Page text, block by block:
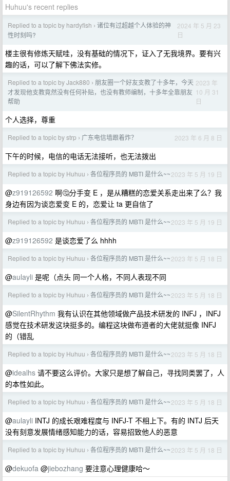
Huhuu's recent replies
Replied to a topic by hardyfish › 诸位有过超越个人体验的神
性时刻吗?
2024 年 5 月 23
日
楼主很有修炼天赋哇，没有基础的情况下，证入了无我境界。要有兴
趣的话，可以了解下佛法实修。
Replied to a topic by Jack880 › 朋友圈一个好友支教了十多年，今天
才发现他支教竟然没有任何补贴，也没有教师编制，十多年全靠朋友
帮助
2023 年
10 月 31
日
个人选择，尊重
Replied to a topic by strp › 广东电信墙跟着炸？ 2023 年 6 月 8 日
下午的时候，电信的电话无法接听，也无法拨出
Replied to a topic by Huhuu › 各位程序员的 MBTI 是什么~~2023 年 5 月 19 日
@z919126592 啊🤔分手变 E ，是从糟糕的恋爱关系走出来了么？我
身边有因为谈恋爱变 E 的，恋爱让 ta 更自信了
Replied to a topic by Huhuu › 各位程序员的 MBTI 是什么~~2023 年 5 月 19 日
@z919126592 是谈恋爱了么 hhhh
Replied to a topic by Huhuu › 各位程序员的 MBTI 是什么~~2023 年 5 月 18 日
@aulayli 是呢（点头 同一个人格，不同人表现不同
Replied to a topic by Huhuu › 各位程序员的 MBTI 是什么~~2023 年 5 月 18 日
@SilentRhythm 我有认识在其他领域做产品技术研发的 INFJ ，INFJ
感觉在技术研发这块挺多的。编程这块做布道者的大佬就挺像 INFJ
的（错乱
Replied to a topic by Huhuu › 各位程序员的 MBTI 是什么~~2023 年 5 月 18 日
@idealhs 请不要这么评价。大家只是想了解自己，寻找同类罢了，人
的本性如此。
Replied to a topic by Huhuu › 各位程序员的 MBTI 是什么~~2023 年 5 月 18 日
@aulayli INTJ 的成长艰难程度与 INFJ-T 不相上下。有的 INTJ 后天
没有刻意发展情绪感知能力的话，容易招致他人的恶意
Replied to a topic by Huhuu › 各位程序员的 MBTI 是什么~~2023 年 5 月 18 日
@dekuofa @jiebozhang 要注意心理健康哈～